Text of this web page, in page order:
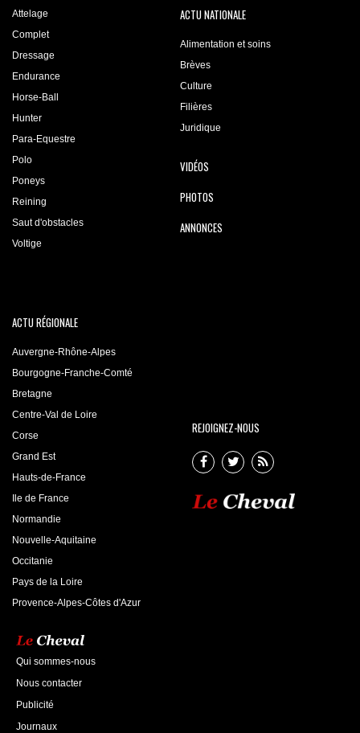
Attelage
Complet
Dressage
Endurance
Horse-Ball
Hunter
Para-Equestre
Polo
Poneys
Reining
Saut d'obstacles
Voltige
ACTU NATIONALE
Alimentation et soins
Brèves
Culture
Filières
Juridique
VIDÉOS
PHOTOS
ANNONCES
ACTU RÉGIONALE
Auvergne-Rhône-Alpes
Bourgogne-Franche-Comté
Bretagne
Centre-Val de Loire
Corse
Grand Est
Hauts-de-France
Ile de France
Normandie
Nouvelle-Aquitaine
Occitanie
Pays de la Loire
Provence-Alpes-Côtes d'Azur
REJOIGNEZ-NOUS
Qui sommes-nous
Nous contacter
Publicité
Journaux